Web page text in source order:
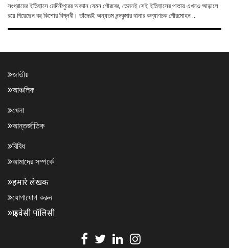
সংগ্রামের ইতিহাসে মেদিনীপুরের অবদান যেমন গৌরবের, তেমনই সেই ইতিহাসের পাতায় এখনও আড়ালে
রয়ে গিয়েছেন বহু কিশোর বিপ্লবী। তাঁদেরই অন্যতম নন্দকুমার থানার কল্যাণচক গৌরমোহন ..
জাতীয়
আঞ্চলিক
খেলা
আন্তর্জাতিক
বিবিধ
আমাদের সম্পর্কে
हमारे लेखक
যোগাযোগ করুন
प्राइवेसी पॉलिसी